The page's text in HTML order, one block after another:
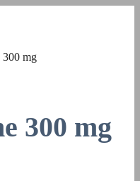
mg
300 mg